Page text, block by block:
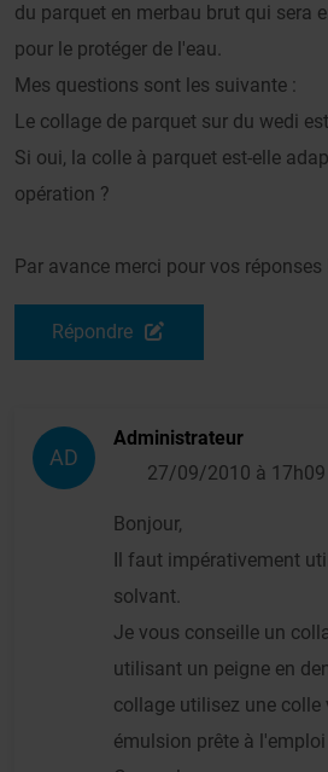
du parquet en merbau brut qui sera
pour le protéger de l'eau.
Mes questions sont les suivante :
Le collage de parquet sur du wedi
Si oui, la colle à parquet est-elle
opération ?
Par avance merci pour vos réponses
Répondre
AD
Administrateur
27/09/2010 à 17h09
Bonjour,
Il faut impérativement
solvant.
Je vous conseille un
utilisant un peigne en
collage utilisez une colle
émulsion prête à